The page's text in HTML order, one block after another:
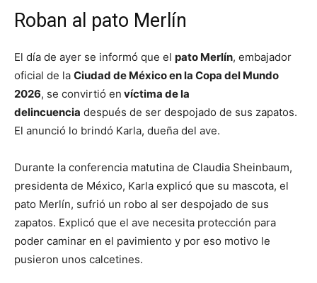
Roban al pato Merlín
El día de ayer se informó que el pato Merlín, embajador
oficial de la Ciudad de México en la Copa del Mundo
2026, se convirtió en víctima de la
delincuencia después de ser despojado de sus zapatos.
El anunció lo brindó Karla, dueña del ave.
Durante la conferencia matutina de Claudia Sheinbaum,
presidenta de México, Karla explicó que su mascota, el
pato Merlín, sufrió un robo al ser despojado de sus
zapatos. Explicó que el ave necesita protección para
poder caminar en el pavimiento y por eso motivo le
pusieron unos calcetines.